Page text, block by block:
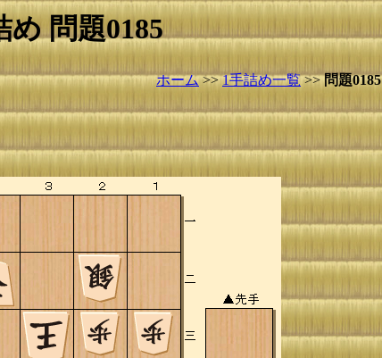
問題0185
ホーム>>1手詰め一覧>>問題0185